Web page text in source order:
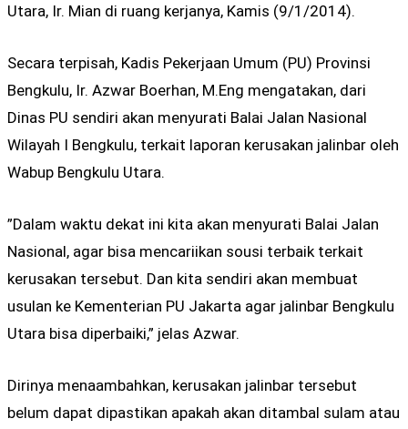
Utara, Ir. Mian di ruang kerjanya, Kamis (9/1/2014).
Secara terpisah, Kadis Pekerjaan Umum (PU) Provinsi
Bengkulu, Ir. Azwar Boerhan, M.Eng mengatakan, dari
Dinas PU sendiri akan menyurati Balai Jalan Nasional
Wilayah I Bengkulu, terkait laporan kerusakan jalinbar oleh
Wabup Bengkulu Utara.
”Dalam waktu dekat ini kita akan menyurati Balai Jalan
Nasional, agar bisa mencariikan sousi terbaik terkait
kerusakan tersebut. Dan kita sendiri akan membuat
usulan ke Kementerian PU Jakarta agar jalinbar Bengkulu
Utara bisa diperbaiki,” jelas Azwar.
Dirinya menaambahkan, kerusakan jalinbar tersebut
belum dapat dipastikan apakah akan ditambal sulam atau